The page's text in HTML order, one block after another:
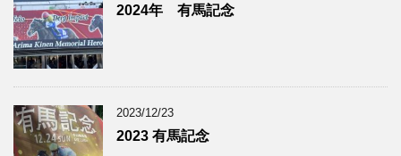
2024年 有馬記念
2023/12/23
2023 有馬記念